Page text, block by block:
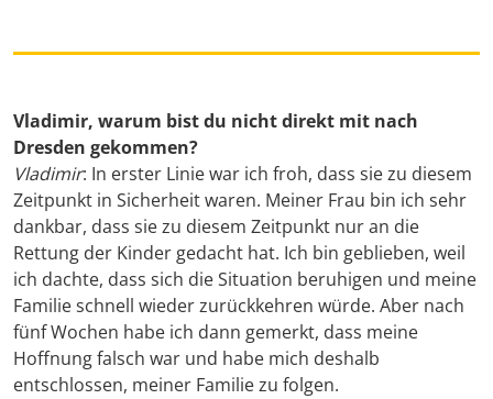
Vladimir, warum bist du nicht direkt mit nach
Dresden gekommen?
Vladimir: In erster Linie war ich froh, dass sie zu diesem
Zeitpunkt in Sicherheit waren. Meiner Frau bin ich sehr
dankbar, dass sie zu diesem Zeitpunkt nur an die
Rettung der Kinder gedacht hat. Ich bin geblieben, weil
ich dachte, dass sich die Situation beruhigen und meine
Familie schnell wieder zurückkehren würde. Aber nach
fünf Wochen habe ich dann gemerkt, dass meine
Hoffnung falsch war und habe mich deshalb
entschlossen, meiner Familie zu folgen.